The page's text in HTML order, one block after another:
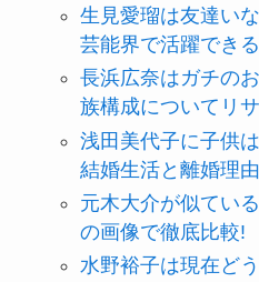
生見愛瑠は友達い
芸能界で活躍でき
長浜広奈はガチの
族構成についてリサ
浅田美代子に子供
結婚生活と離婚理
元木大介が似てい
の画像で徹底比較!
水野裕子は現在ど